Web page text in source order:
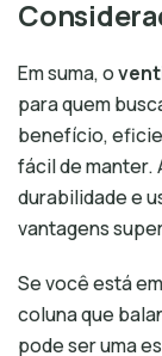
Em suma, o
para quem
benefício,
fácil de manter.
durabilidade e
vantagens
Se você está
coluna que
pode ser uma